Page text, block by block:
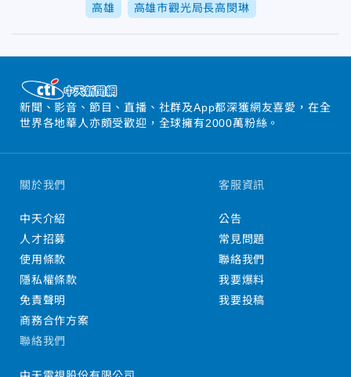
高雄 高雄市觀光局長高閔琳
新聞、影音、節目、直播、社群及App都深獲網友喜愛，在全
世界各地華人亦頗受歡迎，全球擁有2000萬粉絲。
關於我們
中天介紹
人才招募
使用條款
隱私權條款
免責聲明
商務合作方案
客服資訊
公告
常見問題
聯絡我們
我要爆料
我要投稿
聯絡我們